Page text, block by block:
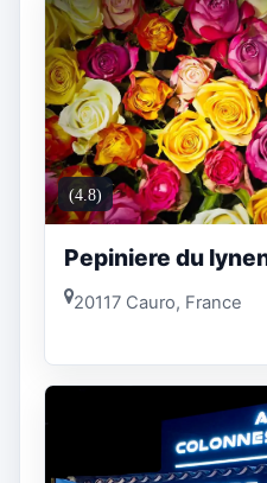
(4.8)
Pepiniere du
20117 Cauro, France